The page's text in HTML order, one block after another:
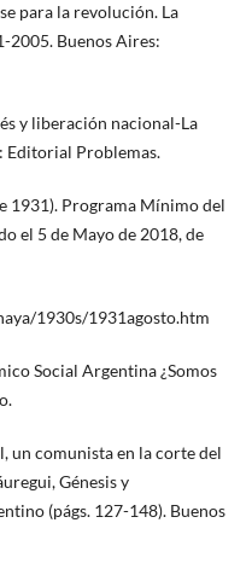
para la revolución. La
2005. Buenos Aires:
y liberación nacional-La
Editorial Problemas.
1931). Programa Mínimo del
el 5 de Mayo de 2018, de
1930s/1931agosto.htm
Social Argentina ¿Somos
un comunista en la corte del
Génesis y
(págs. 127-148). Buenos